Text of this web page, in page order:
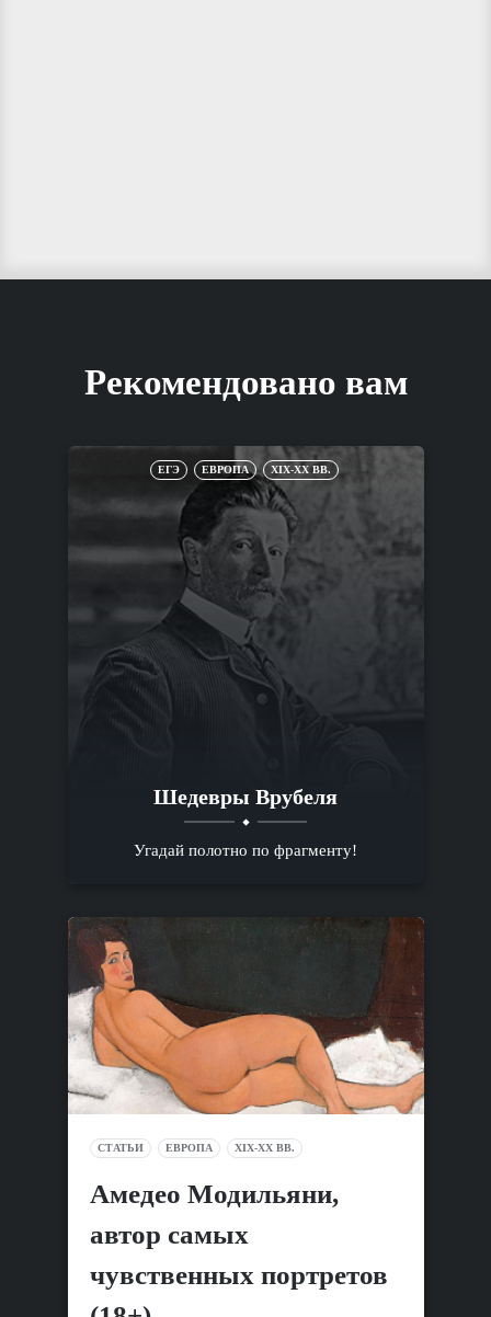
Рекомендовано вам
ЕГЭ ЕВРОПА XIX-XX ВВ.
Шедевры Врубеля
Угадай полотно по фрагменту!
СТАТЬИ ЕВРОПА XIX-XX ВВ.
Амедео Модильяни,
автор самых
чувственных портретов